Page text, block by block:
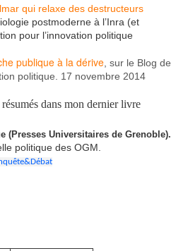
qui relaxe des destructeurs
postmoderne à l’Inra (et
pour l’innovation politique
publique à la dérive , sur le Blog de
politique . 17 novembre 2014
dans mon dernier livre
(Presses Universitaires de Grenoble).
politique des OGM.